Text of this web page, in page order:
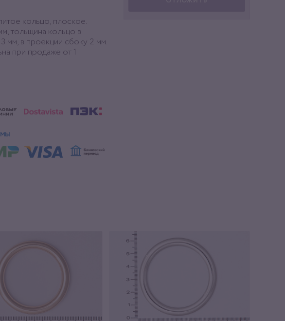
кольцо, плоское.
тольщина кольцо в
мм, в проекции сбоку 2 мм.
при продаже от 1